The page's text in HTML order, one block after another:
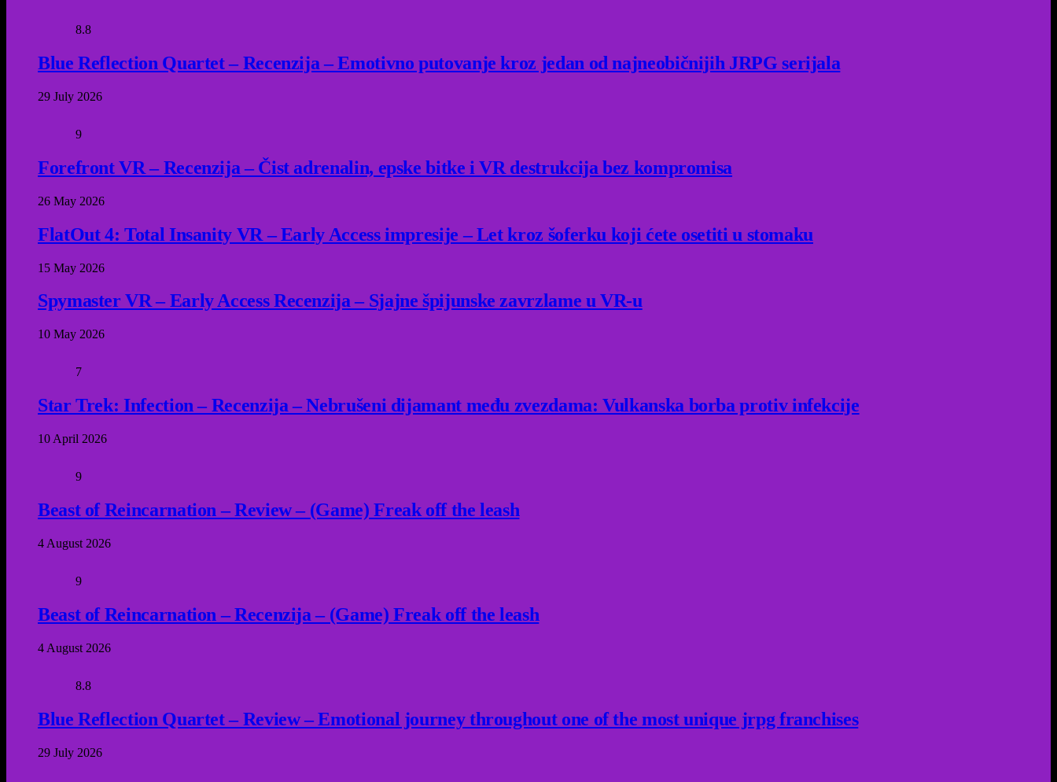
8.8
Blue Reflection Quartet – Recenzija – Emotivno putovanje kroz jedan od najneobičnijih JRPG serijala
29 July 2026
9
Forefront VR – Recenzija – Čist adrenalin, epske bitke i VR destrukcija bez kompromisa
26 May 2026
FlatOut 4: Total Insanity VR – Early Access impresije – Let kroz šoferku koji ćete osetiti u stomaku
15 May 2026
Spymaster VR – Early Access Recenzija – Sjajne špijunske zavrzlame u VR-u
10 May 2026
7
Star Trek: Infection – Recenzija – Nebrušeni dijamant među zvezdama: Vulkanska borba protiv infekcije
10 April 2026
9
Beast of Reincarnation – Review – (Game) Freak off the leash
4 August 2026
9
Beast of Reincarnation – Recenzija – (Game) Freak off the leash
4 August 2026
8.8
Blue Reflection Quartet – Review – Emotional journey throughout one of the most unique jrpg franchises
29 July 2026